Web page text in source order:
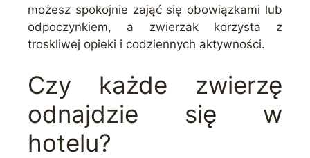
możesz spokojnie zająć się obowiązkami lub
odpoczynkiem, a zwierzak korzysta z
troskliwej opieki i codziennych aktywności.
Czy każde zwierzę
odnajdzie się w
hotelu?